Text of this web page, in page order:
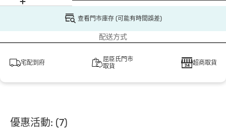
查看門市庫存 (可能有時間誤差)
配送方式
宅配到府
屈臣氏門市
取貨
超商取貨
優惠活動: (7)